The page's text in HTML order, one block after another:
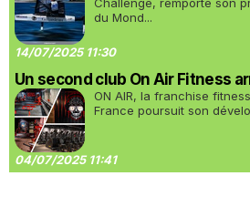
du Mond...
14/07/2025 11:30
Un second club On Air Fitness
ON AIR, la franchise
France poursuit son
04/07/2025 11:41